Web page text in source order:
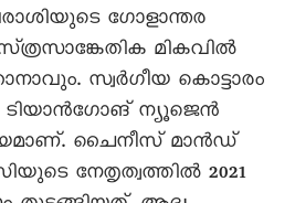
ഗോളാന്തര
മികവിൽ
സ്വർഗീയ കൊട്ടാരം
ടിയാൻഗോങ്‌ ന്യൂജെൻ
ചൈനീസ്‌ മാൻഡ്‌
നേതൃത്വത്തിൽ 2021